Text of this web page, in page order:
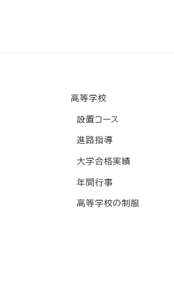
高等学校
設置コース
進路指導
大学合格実績
年間行事
高等学校の制服